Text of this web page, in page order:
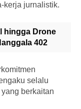
kerja jurnalistik.
hingga Drone
402
selalu
berkaitan